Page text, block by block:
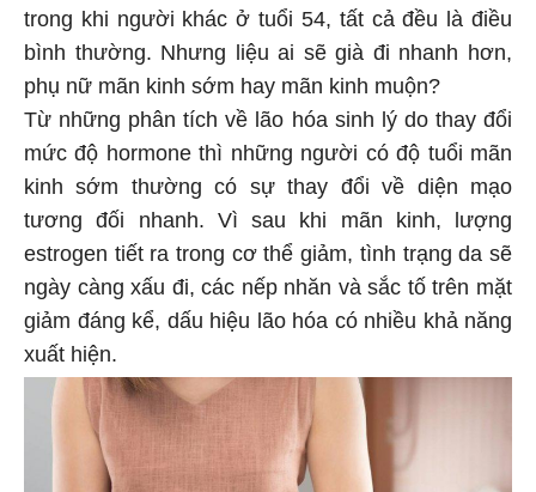
trong khi người khác ở tuổi 54, tất cả đều là điều
bình thường. Nhưng liệu ai sẽ già đi nhanh hơn,
phụ nữ mãn kinh sớm hay mãn kinh muộn?
Từ những phân tích về lão hóa sinh lý do thay đổi
mức độ hormone thì những người có độ tuổi mãn
kinh sớm thường có sự thay đổi về diện mạo
tương đối nhanh. Vì sau khi mãn kinh, lượng
estrogen tiết ra trong cơ thể giảm, tình trạng da sẽ
ngày càng xấu đi, các nếp nhăn và sắc tố trên mặt
giảm đáng kể, dấu hiệu lão hóa có nhiều khả năng
xuất hiện.